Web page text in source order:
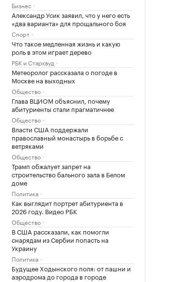
Бизнес
Александр Усик заявил, что у него есть
«два варианта» для прощального боя
Спорт
Что такое медленная жизнь и какую
роль в этом играет дерево
РБК и Старквуд
Метеоролог рассказала о погоде в
Москве на выходных
Общество
Глава ВЦИОМ объяснил, почему
абитуриенты стали прагматичнее
Общество
Власти США поддержали
православный монастырь в борьбе с
ветряками
Общество
Трамп обжалует запрет на
строительство бального зала в Белом
доме
Политика
Как выглядит портрет абитуриента в
2026 году. Видео РБК
Общество
В США рассказали, как помогли
снарядам из Сербии попасть на
Украину
Политика
Будущее Ходынского поля: от пашни и
аэродрома до города в городе